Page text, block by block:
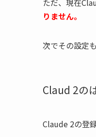
ただ、現在
りません。
次でその設定
Claud 2の
Claude 2の登